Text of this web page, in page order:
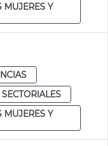
MUJERES Y
MUJERES Y